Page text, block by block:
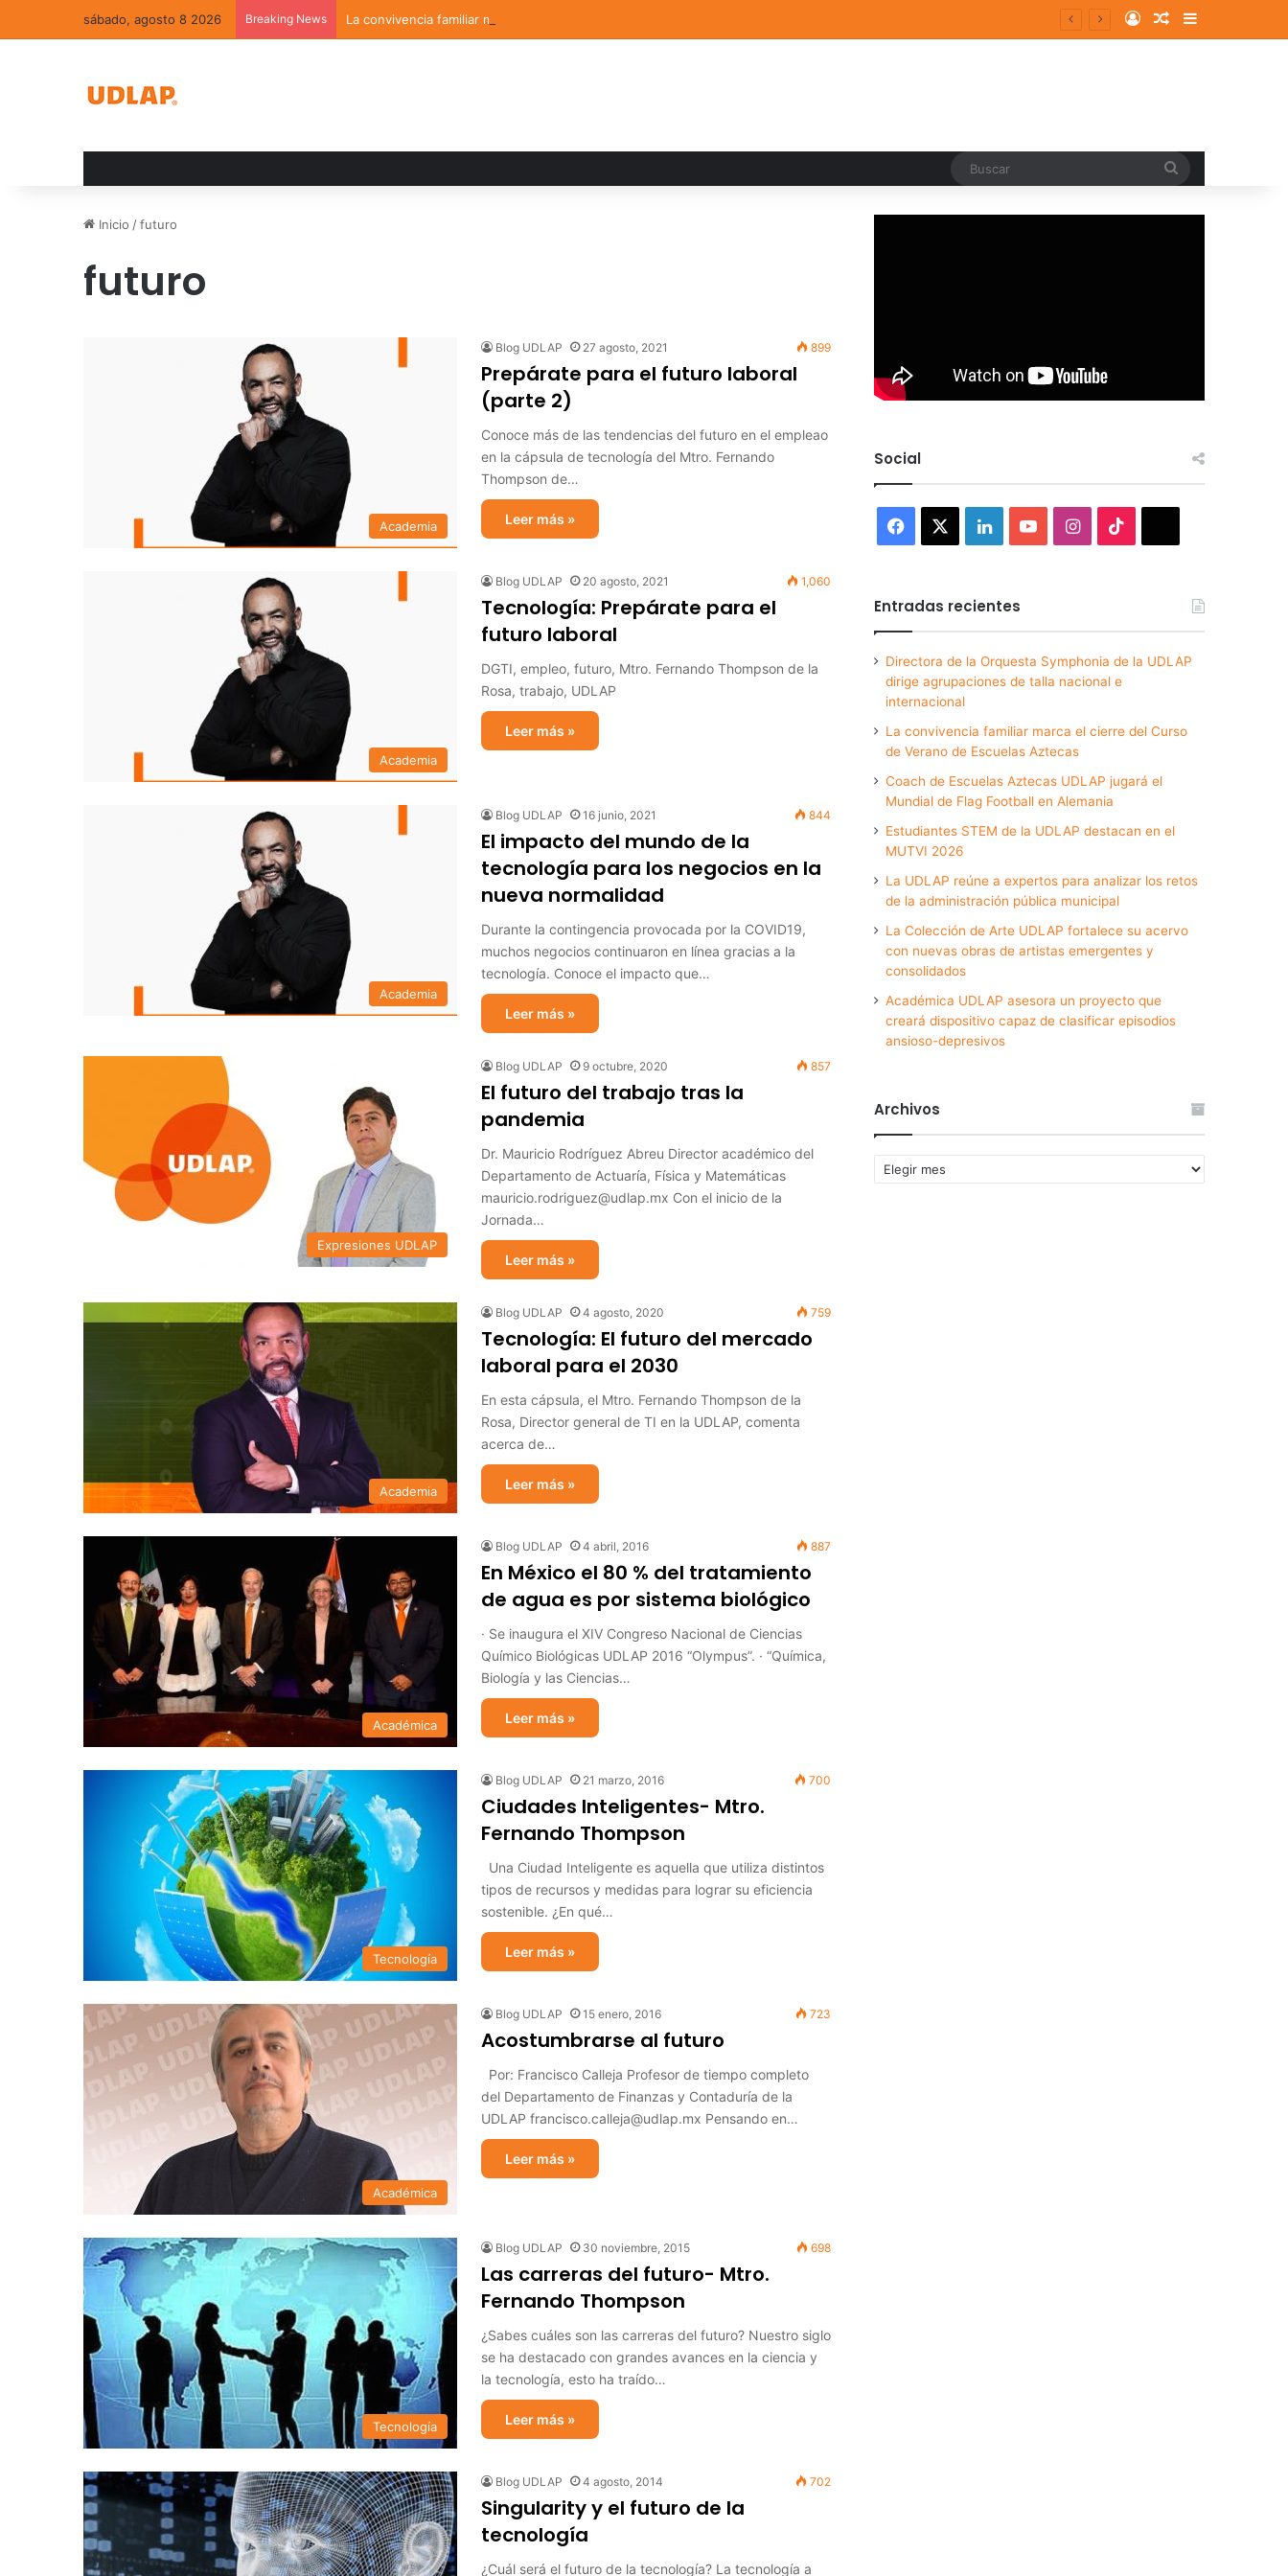
sábado, agosto 8 2026 Breaking News La convivencia familiar marca el cierre del Curso de Verano de Escuelas Aztecas Log InRandom Article
Sidebar
Inicio /futuro
futuro
Academia
Blog UDLAP 27 agosto, 2021 899
Prepárate para el futuro laboral
(parte 2)
Conoce más de las tendencias del futuro en el empleao
en la cápsula de tecnología del Mtro. Fernando
Thompson de…
Leer más »
Academia
Blog UDLAP 20 agosto, 2021 1,060
Tecnología: Prepárate para el
futuro laboral
DGTI, empleo, futuro, Mtro. Fernando Thompson de la
Rosa, trabajo, UDLAP
Leer más »
Academia
Blog UDLAP 16 junio, 2021 844
El impacto del mundo de la
tecnología para los negocios en la
nueva normalidad
Durante la contingencia provocada por la COVID19,
muchos negocios continuaron en línea gracias a la
tecnología. Conoce el impacto que…
Leer más »
Expresiones UDLAP
Blog UDLAP 9 octubre, 2020 857
El futuro del trabajo tras la
pandemia
Dr. Mauricio Rodríguez Abreu Director académico del
Departamento de Actuaría, Física y Matemáticas
mauricio.rodriguez@udlap.mx Con el inicio de la
Jornada…
Leer más »
Academia
Blog UDLAP 4 agosto, 2020 759
Tecnología: El futuro del mercado
laboral para el 2030
En esta cápsula, el Mtro. Fernando Thompson de la
Rosa, Director general de TI en la UDLAP, comenta
acerca de…
Leer más »
Académica
Blog UDLAP 4 abril, 2016 887
En México el 80 % del tratamiento
de agua es por sistema biológico
· Se inaugura el XIV Congreso Nacional de Ciencias
Químico Biológicas UDLAP 2016 “Olympus”. · “Química,
Biología y las Ciencias…
Leer más »
Tecnología
Blog UDLAP 21 marzo, 2016 700
Ciudades Inteligentes- Mtro.
Fernando Thompson
Una Ciudad Inteligente es aquella que utiliza distintos
tipos de recursos y medidas para lograr su eficiencia
sostenible. ¿En qué…
Leer más »
Académica
Blog UDLAP 15 enero, 2016 723
Acostumbrarse al futuro
Por: Francisco Calleja Profesor de tiempo completo
del Departamento de Finanzas y Contaduría de la
UDLAP francisco.calleja@udlap.mx Pensando en…
Leer más »
Tecnología
Blog UDLAP 30 noviembre, 2015 698
Las carreras del futuro- Mtro.
Fernando Thompson
¿Sabes cuáles son las carreras del futuro? Nuestro siglo
se ha destacado con grandes avances en la ciencia y
la tecnología, esto ha traído…
Leer más »
Blog UDLAP 4 agosto, 2014 702
Singularity y el futuro de la
tecnología
¿Cuál será el futuro de la tecnología? La tecnología a
Social
Facebook LinkedInYouTubeInstagram
Entradas recientes
Directora de la Orquesta Symphonia de la UDLAP
dirige agrupaciones de talla nacional e
internacional
La convivencia familiar marca el cierre del Curso
de Verano de Escuelas Aztecas
Coach de Escuelas Aztecas UDLAP jugará el
Mundial de Flag Football en Alemania
Estudiantes STEM de la UDLAP destacan en el
MUTVI 2026
La UDLAP reúne a expertos para analizar los retos
de la administración pública municipal
La Colección de Arte UDLAP fortalece su acervo
con nuevas obras de artistas emergentes y
consolidados
Académica UDLAP asesora un proyecto que
creará dispositivo capaz de clasificar episodios
ansioso-depresivos
Archivos
Archivos